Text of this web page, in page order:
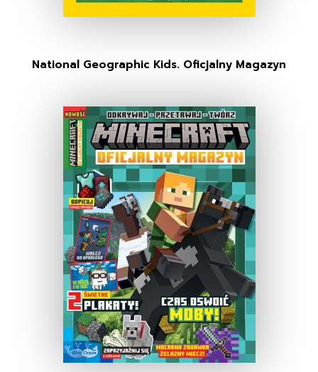
National Geographic Kids. Oficjalny Magazyn